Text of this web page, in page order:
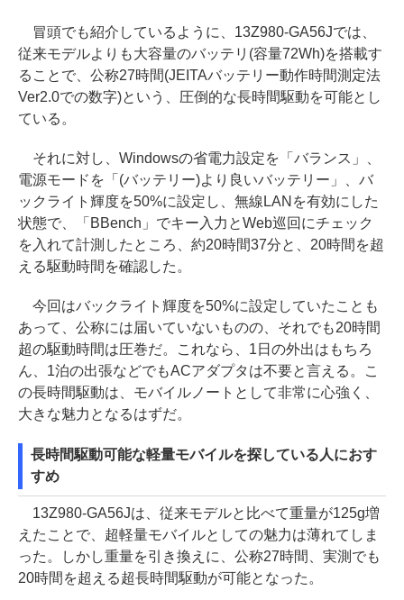
冒頭でも紹介しているように、13Z980-GA56Jでは、
従来モデルよりも大容量のバッテリ(容量72Wh)を搭載す
ることで、公称27時間(JEITAバッテリー動作時間測定法
Ver2.0での数字)という、圧倒的な長時間駆動を可能とし
ている。
それに対し、Windowsの省電力設定を「バランス」、
電源モードを「(バッテリー)より良いバッテリー」、バ
ックライト輝度を50%に設定し、無線LANを有効にした
状態で、「BBench」でキー入力とWeb巡回にチェック
を入れて計測したところ、約20時間37分と、20時間を超
える駆動時間を確認した。
今回はバックライト輝度を50%に設定していたことも
あって、公称には届いていないものの、それでも20時間
超の駆動時間は圧巻だ。これなら、1日の外出はもちろ
ん、1泊の出張などでもACアダプタは不要と言える。こ
の長時間駆動は、モバイルノートとして非常に心強く、
大きな魅力となるはずだ。
長時間駆動可能な軽量モバイルを探している人におす
すめ
13Z980-GA56Jは、従来モデルと比べて重量が125g増
えたことで、超軽量モバイルとしての魅力は薄れてしま
った。しかし重量を引き換えに、公称27時間、実測でも
20時間を超える超長時間駆動が可能となった。